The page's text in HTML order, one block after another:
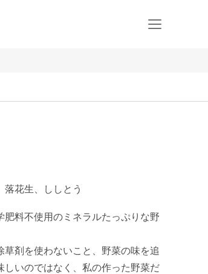
花生、ししとう
料不使用のミネラルたっぷりな野
剤を使わないこと、野菜の味を追
いのではなく、私の作った野菜だ